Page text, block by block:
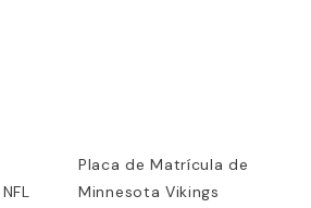
Placa de Matrícula de
Minnesota Vikings